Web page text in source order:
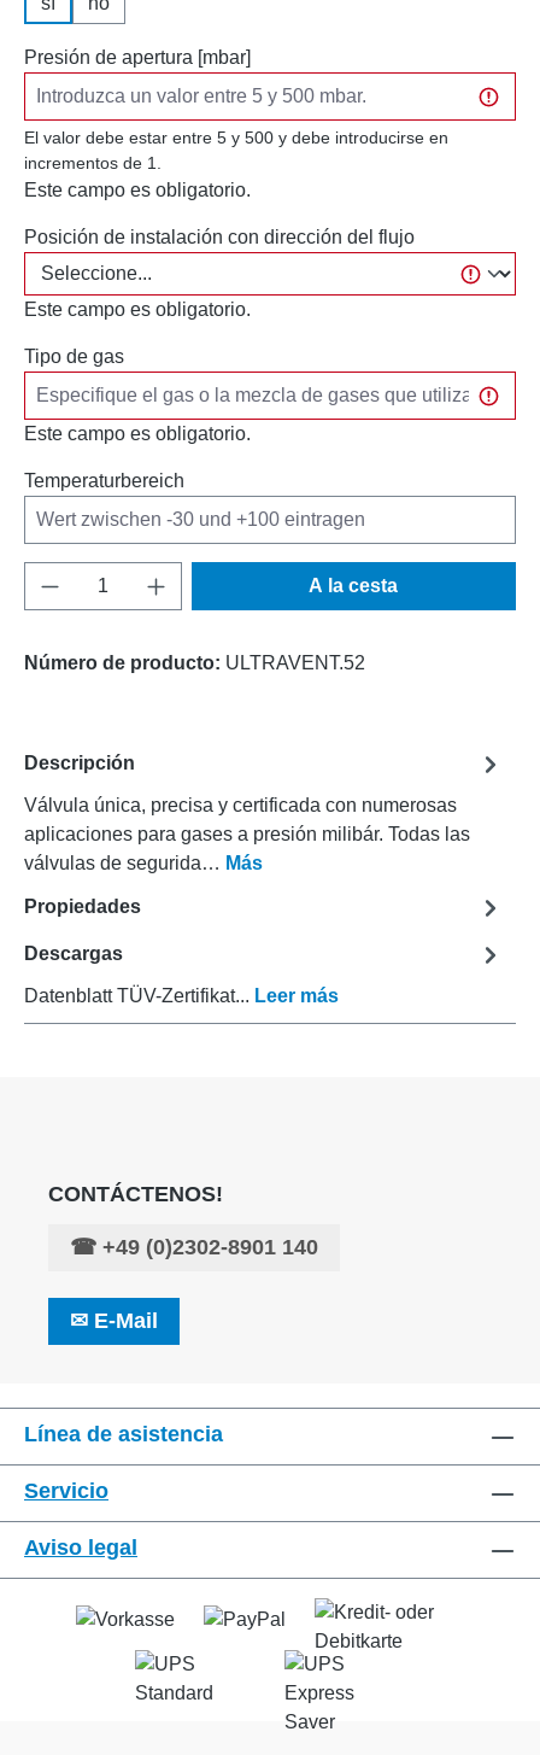
Presión de apertura [mbar]
El valor debe estar entre 5 y 500 y debe introducirse en
incrementos de 1.
Este campo es obligatorio.
Posición de instalación con dirección del flujo
Este campo es obligatorio.
Tipo de gas
Este campo es obligatorio.
Temperaturbereich
Cantidad del producto: introduce la
A la cesta
Número de producto: ULTRAVENT.52
Descripción
Válvula única, precisa y certificada con numerosas
aplicaciones para gases a presión milibár. Todas las
válvulas de segurida… Más
Propiedades
Descargas
Datenblatt TÜV-Zertifikat... Leer más
CONTÁCTENOS!
☎ +49 (0)2302-8901 140
✉ E-Mail
Línea de asistencia
Servicio
Aviso legal